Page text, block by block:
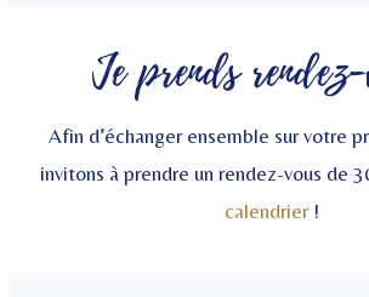
Je prends
Afin d’échanger ensemble sur votre
invitons à prendre un rendez-vous de
calendrier!